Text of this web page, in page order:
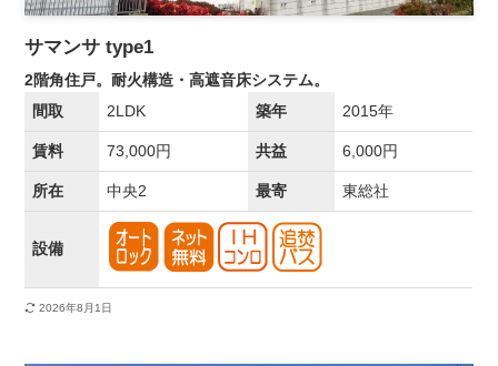
サマンサ type1
2階角住戸。耐火構造・高遮音床システム。
間取
2LDK 築年 2015年
賃料 73,000円 共益 6,000円
所在 中央2 最寄 東総社
設備
2026年8月1日